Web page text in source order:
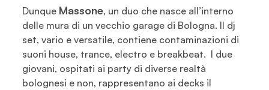
Dunque Massone, un duo che nasce all’interno
delle mura di un vecchio garage di Bologna. Il dj
set, vario e versatile, contiene contaminazioni di
suoni house, trance, electro e breakbeat. I due
giovani, ospitati ai party di diverse realtà
bolognesi e non, rappresentano ai decks il